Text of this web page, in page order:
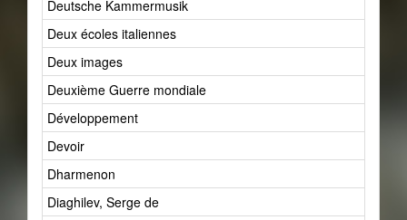
Deutsche Kammermusik
Deux écoles italiennes
Deux images
Deuxième Guerre mondiale
Développement
Devoir
Dharmenon
Diaghilev, Serge de